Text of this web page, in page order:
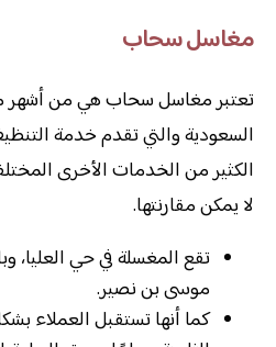
مغاسل سحاب
تعتبر مغاسل سحاب هي من أشهر
السعودية والتي تقدم خدمة
الكثير من الخدمات الأخرى
لا يمكن مقارنتها.
تقع المغسلة في حي العليا،
موسى بن نصير.
كما أنها تستقبل العملاء